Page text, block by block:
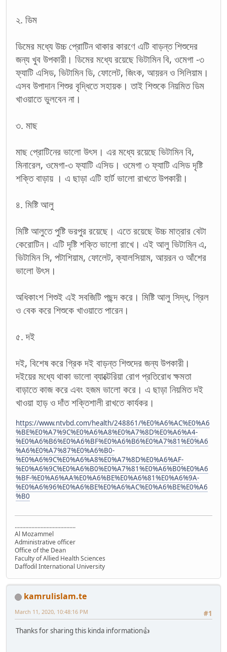
২. ডিম
ডিমের মধ্যে উচ্চ প্রোটিন থাকার কারণে এটি বাড়ন্ত শিশুদের
জন্য খুব উপকারী। ডিমের মধ্যে রয়েছে ভিটামিন বি, ওমেগা -৩
ফ্যাটি এসিড, ভিটামিন ডি, ফোলেট, জিংক, আয়রন ও সিলিয়াম।
এসব উপাদান শিশুর বৃদ্ধিতে সহায়ক। তাই শিশুকে নিয়মিত ডিম
খাওয়াতে ভুলবেন না।
৩. মাছ
মাছ প্রোটিনের ভালো উৎস। এর মধ্যে রয়েছে ভিটামিন বি,
মিনারেল, ওমেগা-৩ ফ্যাটি এসিড। ওমেগা ৩ ফ্যাটি এসিড দৃষ্টি
শক্তি বাড়ায় । এ ছাড়া এটি হার্ট ভালো রাখতে উপকারী।
৪. মিষ্টি আলু
মিষ্টি আলুতে পুষ্টি ভরপুর রয়েছে। এতে রয়েছে উচ্চ মাত্রার বেটা
কেরোটিন। এটি দৃষ্টি শক্তি ভালো রাখে। এই আলু ভিটামিন এ,
ভিটামিন সি, পটাশিয়াম, ফোলেট, ক্যালসিয়াম, আয়রন ও আঁশের
ভালো উৎস।
অধিকাংশ শিশুই এই সবজিটি পছন্দ করে। মিষ্টি আলু সিদ্ধ, গ্রিল
ও বেক করে শিশুকে খাওয়াতে পারেন।
৫. দই
দই, বিশেষ করে গ্রিক দই বাড়ন্ত শিশুদের জন্য উপকারী।
দইয়ের মধ্যে থাকা ভালো ব্যাক্টেরিয়া রোগ প্রতিরোধ ক্ষমতা
বাড়াতে কাজ করে এবং হজম ভালো করে। এ ছাড়া নিয়মিত দই
খাওয়া হাড় ও দাঁত শক্তিশালী রাখতে কার্যকর।
https://www.ntvbd.com/health/248861/%E0%A6%AC%E0%A6
%BE%E0%A7%9C%E0%A6%A8%E0%A7%8D%E0%A6%A4-
%E0%A6%B6%E0%A6%BF%E0%A6%B6%E0%A7%81%E0%A6
%A6%E0%A7%87%E0%A6%B0-
%E0%A6%9C%E0%A6%A8%E0%A7%8D%E0%A6%AF-
%E0%A6%9C%E0%A6%B0%E0%A7%81%E0%A6%B0%E0%A6
%BF-%E0%A6%AA%E0%A6%BE%E0%A6%81%E0%A6%9A-
%E0%A6%96%E0%A6%BE%E0%A6%AC%E0%A6%BE%E0%A6
%B0
........................................
Al Mozammel
Administrative officer
Office of the Dean
Faculty of Allied Health Sciences
Daffodil International University
kamrulislam.te
#1
March 11, 2020, 10:48:16 PM
Thanks for sharing this kinda information👍